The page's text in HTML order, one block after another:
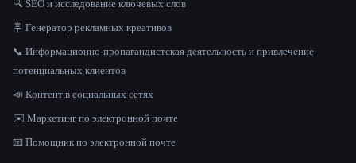
🔍 SEO и исследование ключевых слов
🪧 Генератор рекламных креативов
📞 Информационно-пропагандистская деятельность и привлечение
потенциальных клиентов
📣 Контент в социальных сетях
✉️ Маркетинг по электронной почте
📧 Помощник по электронной почте